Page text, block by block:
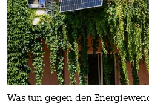
Was tun gegen den